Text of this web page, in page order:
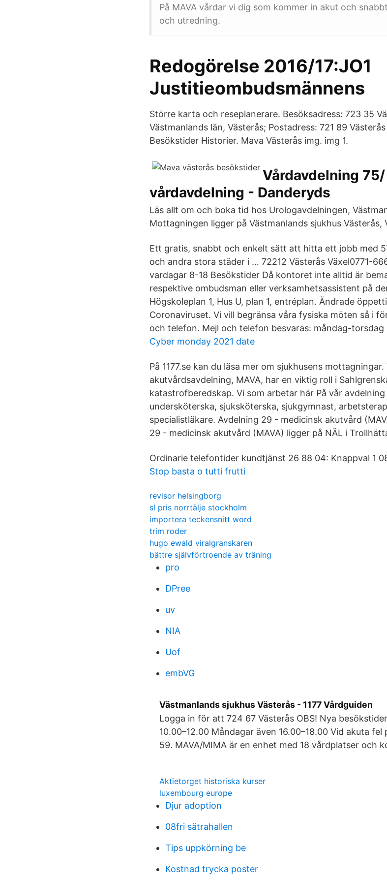
På MAVA vårdar vi dig som kommer in akut och
och utredning.
Redogörelse 2016/17:JO1
Justitieombudsmännens
Större karta och reseplanerare. Besöksadress: 723 35
Västmanlands län, Västerås; Postadress: 721 89
Besökstider Historier. Mava Västerås img. img 1.
Vårdavdelning
vårdavdelning - Danderyds
Läs allt om och boka tid hos Urologavdelningen,
Mottagningen ligger på Västmanlands sjukhus Västerås,
Ett gratis, snabbt och enkelt sätt att hitta ett jobb med
och andra stora städer i … 72212 Västerås Växel0771-
vardagar 8-18 Besökstider Då kontoret inte alltid är
respektive ombudsman eller verksamhetsassistent på
Högskoleplan 1, Hus U, plan 1, entréplan. Ändrade
Coronaviruset. Vi vill begränsa våra fysiska möten så i
och telefon. Mejl och telefon besvaras: måndag-torsdag
Cyber monday 2021 date
På 1177.se kan du läsa mer om sjukhusens
akutvårdsavdelning, MAVA, har en viktig roll i
katastrofberedskap. Vi som arbetar här På vår
undersköterska, sjuksköterska, sjukgymnast,
specialistläkare. Avdelning 29 - medicinsk akutvård
29 - medicinsk akutvård (MAVA) ligger på NÄL i
Ordinarie telefontider kundtjänst 26 88 04: Knappval 1
Stop basta o tutti frutti
revisor helsingborg
sl pris norrtälje stockholm
importera teckensnitt word
trim roder
hugo ewald viralgranskaren
bättre självförtroende av träning
pro
DPree
uv
NIA
Uof
embVG
Västmanlands sjukhus Västerås - 1177 Vårdguiden
Logga in för att 724 67 Västerås OBS! Nya
10.00–12.00 Måndagar även 16.00–18.00 Vid akuta
59. MAVA/MIMA är en enhet med 18 vårdplatser och
Aktietorget historiska kurser
luxembourg europe
Djur adoption
08fri sätrahallen
Tips uppkörning be
Kostnad trycka poster